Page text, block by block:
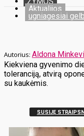
Aktualijos
ugniagesiai
Aldona
Kiekviena gyvenimo
toleranciją, atvirą
su kaukėmis.
SUSIJĘ